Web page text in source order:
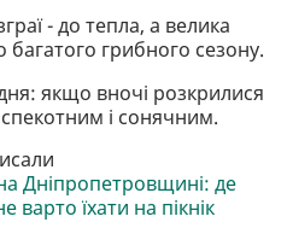
- до тепла, а велика
багатого грибного сезону.
якщо вночі розкрилися
спекотним і сонячним.
Дніпропетровщині: де
їхати на пікнік